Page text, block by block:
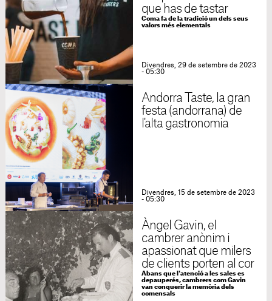
que has de tastar
Coma fa de la tradició un dels seus
valors més elementals
Divendres, 29 de setembre de 2023
- 05:30
Andorra Taste, la gran
festa (andorrana) de
l'alta gastronomia
Divendres, 15 de setembre de 2023
- 05:30
Àngel Gavin, el
cambrer anònim i
apassionat que milers
de clients porten al cor
Abans que l'atenció a les sales es
depauperés, cambrers com Gavin
van conquerir la memòria dels
comensals